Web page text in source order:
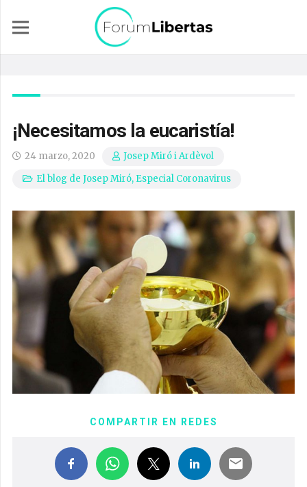
¡Necesitamos la eucaristía!
24 marzo, 2020
Josep Miró i Ardèvol
El blog de Josep Miró, Especial Coronavirus
COMPARTIR EN REDES